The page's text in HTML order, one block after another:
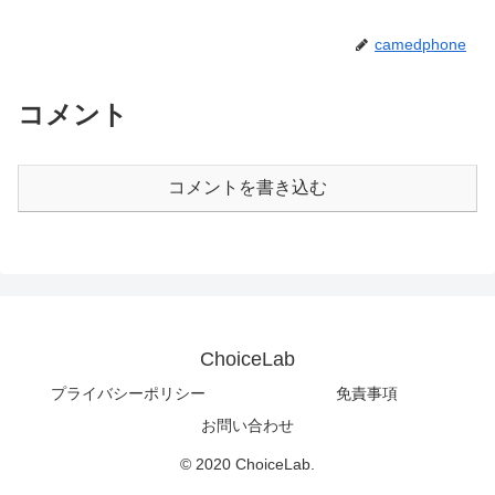
camedphone
コメント
コメントを書き込む
ChoiceLab
プライバシーポリシー
免責事項
お問い合わせ
© 2020 ChoiceLab.